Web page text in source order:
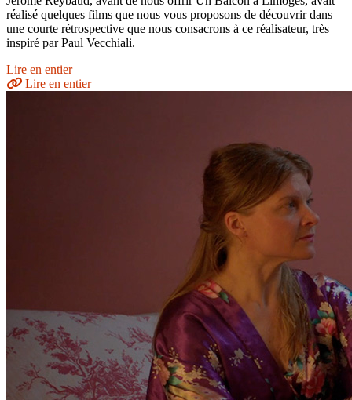
réalisé quelques films que nous vous proposons de découvrir dans
une courte rétrospective que nous consacrons à ce réalisateur, très
inspiré par Paul Vecchiali.
Lire en entier
Lire en entier